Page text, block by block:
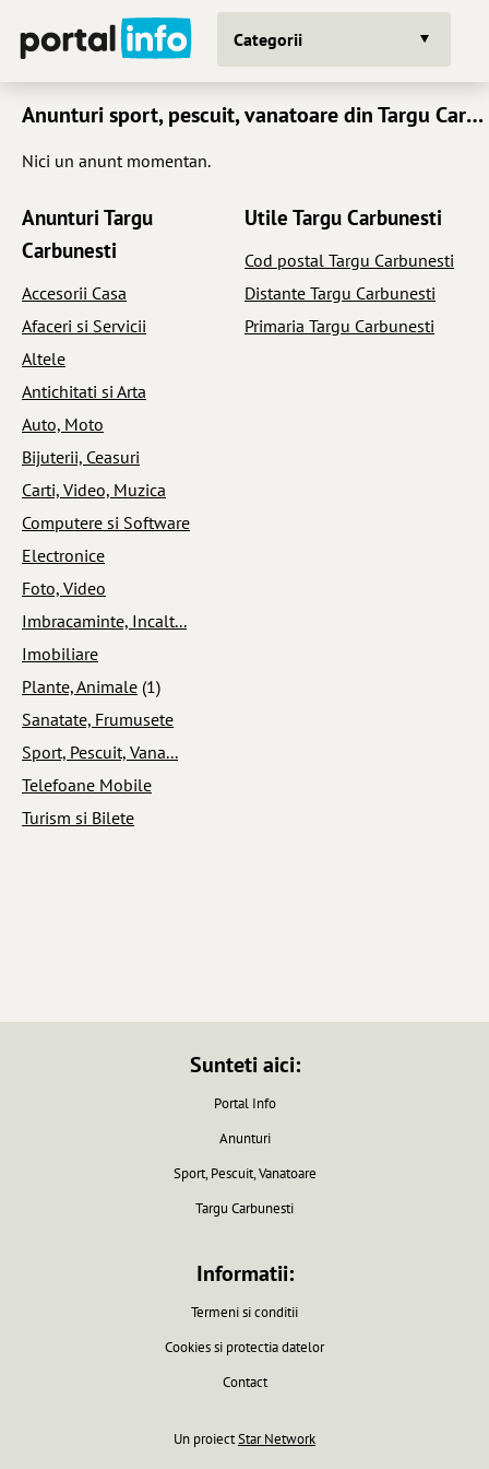
Categorii
Anunturi sport, pescuit, vanatoare din Targu Carbunesti
Nici un anunt momentan.
Anunturi Targu
Carbunesti
Accesorii Casa
Afaceri si Servicii
Altele
Antichitati si Arta
Auto, Moto
Bijuterii, Ceasuri
Carti, Video, Muzica
Computere si Software
Electronice
Foto, Video
Imbracaminte, Incalt...
Imobiliare
Plante, Animale (1)
Sanatate, Frumusete
Sport, Pescuit, Vana...
Telefoane Mobile
Turism si Bilete
Utile Targu Carbunesti
Cod postal Targu Carbunesti
Distante Targu Carbunesti
Primaria Targu Carbunesti
Sunteti aici:
Portal Info
Anunturi
Sport, Pescuit, Vanatoare
Targu Carbunesti
Informatii:
Termeni si conditii
Cookies si protectia datelor
Contact
Un proiectStar Network